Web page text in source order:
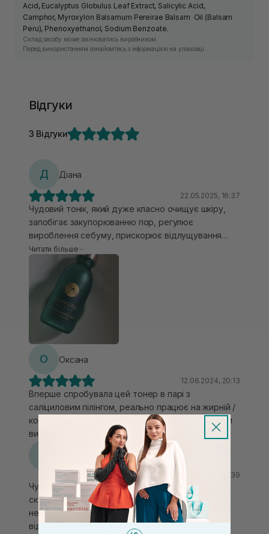
Acid, Eucalyptus Globulus Leaf Extract, Salicylic Acid,
Camphor, Myroxylon Balsamum Pereirae Balsam Oil (Balsam
Peru), Phenoxyethanol, Sodium Benzoate.
Склад засобу може змінюватись виробником.
Перед використанням ознайомтесь з інформацією на упаковці.
Відгуки
3 Відгуки
Д Діана
22.05.2025, 16:37
Чудовий тонік, який дуже класно очищує шкіру,
запобігає закупорюванню пор, регулює
вироблення себуму, прискорює відлущування
ороговілого шару шкіри. Зменшує вугровий висип
та підсушує його, пригнічує поширення бактерій,
зменшує пори, за рахунок чого шкіра гладка та
рівна. Мені, як власниці комбінованого типу шкіри з
висипами підійшов беззаперечно. Обов'язково
після нього наношу зволожуючий кремчик.
Читати більше
О Оксана
12.06.2024, 20:13
Вперше спробувала цей тонер в парі з
саліциловим пілінгом, реально працює на жирній /
комбінованій / з нерівним рельєфом/ підшкірними
висипаннями. Я задоволена
09.04.2023, 16:39
Чудовий тонер гарним комплексом кислот у
складі. Чудово підходить для боротьби з
недосконалостями шкіри та делікатного
відлущення, не викликаючи подразнення.